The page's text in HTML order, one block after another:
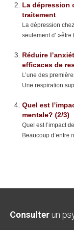
La dépression
traitement
La dépression
seulement d’
Réduire
efficaces de
L’une des
Une respiration
Quel est
mentale? (2/3)
Quel est l’impact
Beaucoup d’entre
Consulter un